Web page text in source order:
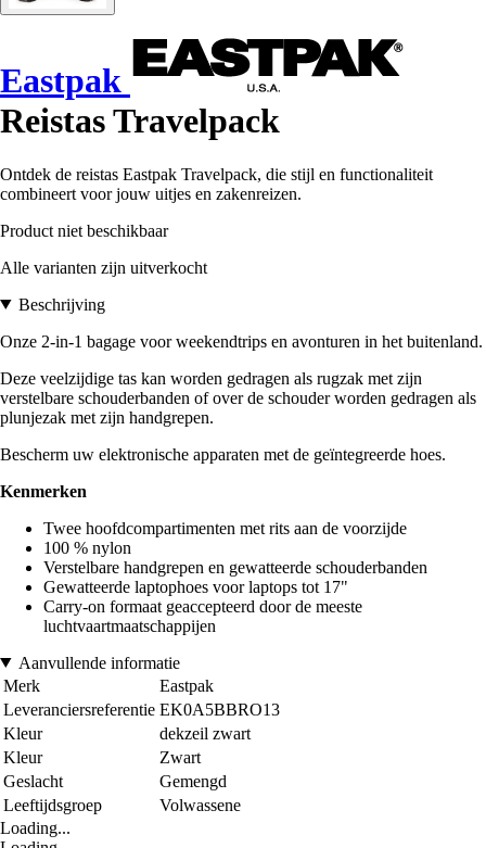
Eastpak
Reistas Travelpack
Ontdek de reistas Eastpak Travelpack, die stijl en functionaliteit
combineert voor jouw uitjes en zakenreizen.
Product niet beschikbaar
Alle varianten zijn uitverkocht
Beschrijving
Onze 2-in-1 bagage voor weekendtrips en avonturen in het buitenland.
Deze veelzijdige tas kan worden gedragen als rugzak met zijn
verstelbare schouderbanden of over de schouder worden gedragen als
plunjezak met zijn handgrepen.
Bescherm uw elektronische apparaten met de geïntegreerde hoes.
Kenmerken
Twee hoofdcompartimenten met rits aan de voorzijde
100 % nylon
Verstelbare handgrepen en gewatteerde schouderbanden
Gewatteerde laptophoes voor laptops tot 17"
Carry-on formaat geaccepteerd door de meeste
luchtvaartmaatschappijen
Aanvullende informatie
Merk
Eastpak
Leveranciersreferentie EK0A5BBRO13
Kleur
dekzeil zwart
Kleur
Zwart
Geslacht
Gemengd
Leeftijdsgroep
Volwassene
Loading...